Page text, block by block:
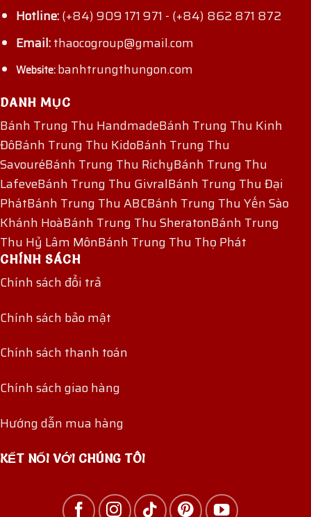
Hotline:(+84) 909 171 971 - (+84) 862 871 872
Email:thaocogroup@gmail.com
Website:banhtrungthungon.com
DANH MỤC
Bánh Trung Thu HandmadeBánh Trung Thu Kinh
ĐôBánh Trung Thu KidoBánh Trung Thu
SavouréBánh Trung Thu RichyBánh Trung Thu
LafeveBánh Trung Thu GivralBánh Trung Thu Đại
PhátBánh Trung Thu ABCBánh Trung Thu Yến Sào
Khánh HoàBánh Trung Thu SheratonBánh Trung
Thu Hỷ Lâm MônBánh Trung Thu Thọ Phát
CHÍNH SÁCH
Chính sách đổi trả
Chính sách bảo mật
Chính sách thanh toán
Chính sách giao hàng
Hướng dẫn mua hàng
KẾT NỐI VỚI CHÚNG TÔI